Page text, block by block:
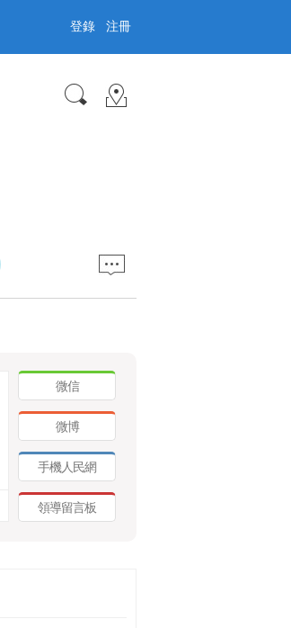
登錄 注冊
微信
微博
手機人民網
領導留言板